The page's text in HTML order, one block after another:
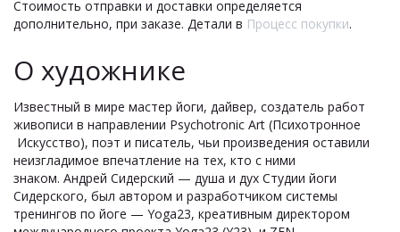
Стоимость отправки и доставки определяется
дополнительно, при заказе. Детали в Процесс покупки.
О художнике
Известный в мире мастер йоги, дайвер, создатель работ
живописи в направлении Psychotronic Art (Психотронное
Искусство), поэт и писатель, чьи произведения оставили
неизгладимое впечатление на тех, кто с ними
знаком. Андрей Сидерский — душа и дух Студии йоги
Сидерского, был автором и разработчиком системы
тренингов по йоге — Yoga23, креативным директором